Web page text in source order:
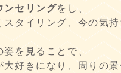
ンセリングをし、
スタイリング、今の気
を見ることで、
好きになり、周りの景